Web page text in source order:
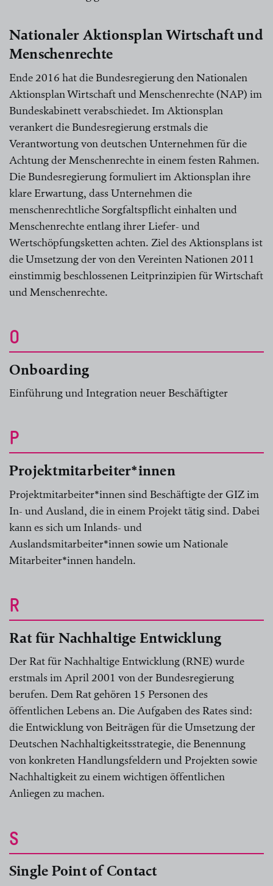
Nationaler Aktionsplan Wirtschaft und
Menschenrechte
Ende 2016 hat die Bundesregierung den Nationalen
Aktionsplan Wirtschaft und Menschenrechte (NAP) im
Bundeskabinett verabschiedet. Im Aktionsplan
verankert die Bundesregierung erstmals die
Verantwortung von deutschen Unternehmen für die
Achtung der Menschenrechte in einem festen Rahmen.
Die Bundesregierung formuliert im Aktionsplan ihre
klare Erwartung, dass Unternehmen die
menschenrechtliche Sorgfaltspflicht einhalten und
Menschenrechte entlang ihrer Liefer- und
Wertschöpfungsketten achten. Ziel des Aktionsplans ist
die Umsetzung der von den Vereinten Nationen 2011
einstimmig beschlossenen Leitprinzipien für Wirtschaft
und Menschenrechte.
O
Onboarding
Einführung und Integration neuer Beschäftigter
P
Projektmitarbeiter*innen
Projektmitarbeiter*innen sind Beschäftigte der GIZ im
In- und Ausland, die in einem Projekt tätig sind. Dabei
kann es sich um Inlands- und
Auslandsmitarbeiter*innen sowie um Nationale
Mitarbeiter*innen handeln.
R
Rat für Nachhaltige Entwicklung
Der Rat für Nachhaltige Entwicklung (RNE) wurde
erstmals im April 2001 von der Bundesregierung
berufen. Dem Rat gehören 15 Personen des
öffentlichen Lebens an. Die Aufgaben des Rates sind:
die Entwicklung von Beiträgen für die Umsetzung der
Deutschen Nachhaltigkeitsstrategie, die Benennung
von konkreten Handlungsfeldern und Projekten sowie
Nachhaltigkeit zu einem wichtigen öffentlichen
Anliegen zu machen.
S
Single Point of Contact